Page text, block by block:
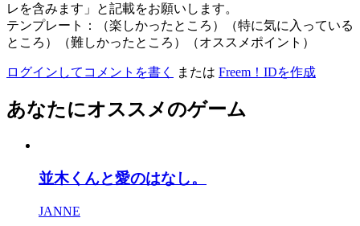
レを含みます」と記載をお願いします。
テンプレート：（楽しかったところ）（特に気に入っている
ところ）（難しかったところ）（オススメポイント）
ログインしてコメントを書く または Freem！IDを作成
あなたにオススメのゲーム
並木くんと愛のはなし。
JANNE